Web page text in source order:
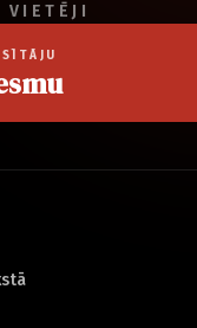
VIETĒJI